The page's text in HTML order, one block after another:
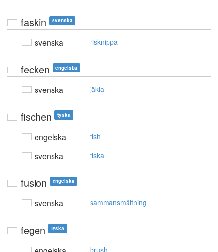
faskin svenska
svenska risknippa
fecken engelska
svenska jäkla
fischen tyska
engelska fish
svenska fiska
fusion engelska
svenska sammansmältning
fegen tyska
brush